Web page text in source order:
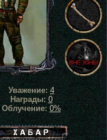
Уважение:4
Награды: 0
Облучение:0%
Хабар сталкера